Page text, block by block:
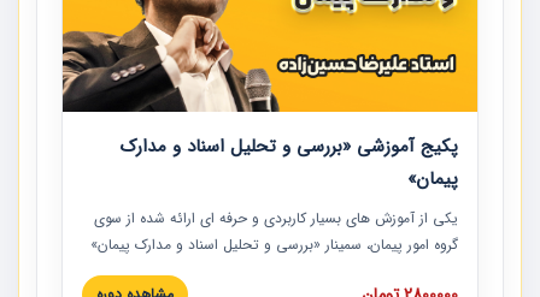
پکیج آموزشی «بررسی و تحلیل اسناد و مدارک
پیمان»
یکی از آموزش‏‏‏‏‏‏ های بسیار کاربردی و حرفه‏ ای ارائه شده از سوی
گروه امور پیمان، سمینار «بررسی و تحلیل اسناد و مدارک پیمان»
است که در دانشگاه صنعتی شریف ارائه شد. در این آموزش